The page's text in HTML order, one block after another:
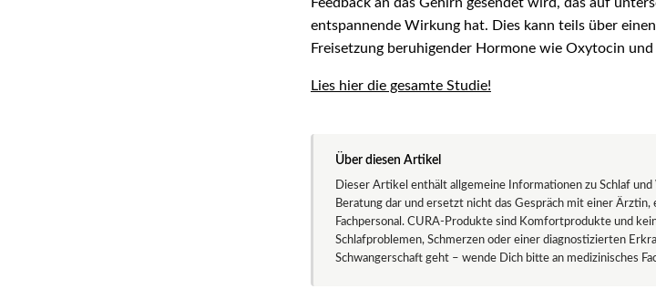
Feedback an das Gehirn gesendet wird, das auf
entspannende Wirkung hat. Dies kann teils über
Freisetzung beruhigender Hormone wie Oxytocin
Lies hier die gesamte Studie!
Über diesen Artikel
Dieser Artikel enthält allgemeine Informationen zu Schlaf
Beratung dar und ersetzt nicht das Gespräch mit einer
Fachpersonal. CURA-Produkte sind Komfortprodukte und
Schlafproblemen, Schmerzen oder einer diagnostizierten
Schwangerschaft geht – wende Dich bitte an medizinisches